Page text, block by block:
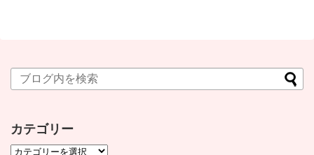
カテゴリー